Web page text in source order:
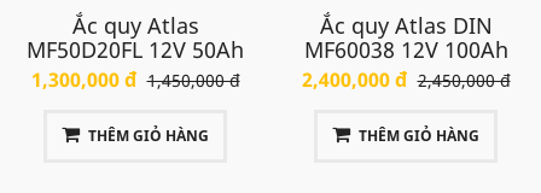
Ắc quy Atlas
MF50D20FL 12V 50Ah
1,300,000 đ 1,450,000 đ
THÊM GIỎ HÀNG
Ắc quy Atlas DIN
MF60038 12V 100Ah
2,400,000 đ 2,450,000 đ
THÊM GIỎ HÀNG